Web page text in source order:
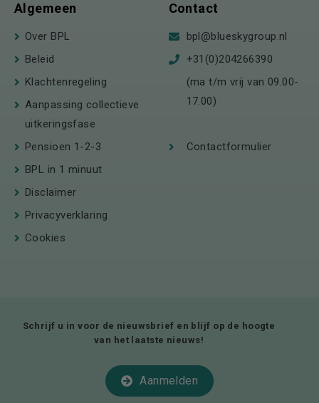
Algemeen
Over BPL
Beleid
Klachtenregeling
Aanpassing collectieve
uitkeringsfase
Pensioen 1-2-3
BPL in 1 minuut
Disclaimer
Privacyverklaring
Cookies
Contact
bpl@blueskygroup.nl
+31(0)204266390
(ma t/m vrij van 09.00-
17.00)
Contactformulier
Schrijf u in voor de nieuwsbrief en blijf op de hoogte
van het laatste nieuws!
Aanmelden